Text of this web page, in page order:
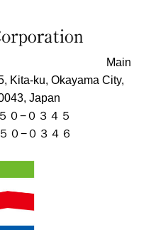
Main
Kita-ku, Okayama City,
Japan
０−０３４５
０−０３４６